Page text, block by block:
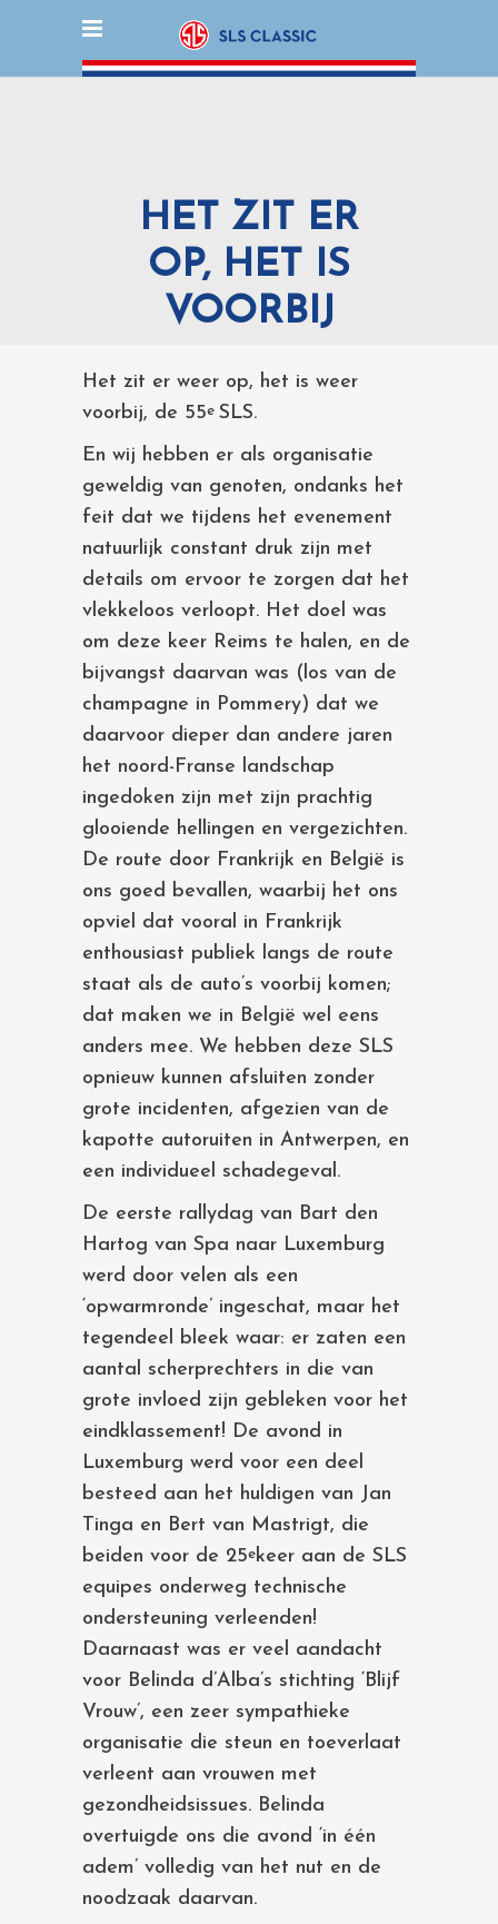
HET ZIT ER
OP, HET IS
VOORBIJ
Het zit er weer op, het is weer
voorbij, de 55e SLS.
En wij hebben er als organisatie
geweldig van genoten, ondanks het
feit dat we tijdens het evenement
natuurlijk constant druk zijn met
details om ervoor te zorgen dat het
vlekkeloos verloopt. Het doel was
om deze keer Reims te halen, en de
bijvangst daarvan was (los van de
champagne in Pommery) dat we
daarvoor dieper dan andere jaren
het noord-Franse landschap
ingedoken zijn met zijn prachtig
glooiende hellingen en vergezichten.
De route door Frankrijk en België is
ons goed bevallen, waarbij het ons
opviel dat vooral in Frankrijk
enthousiast publiek langs de route
staat als de auto’s voorbij komen;
dat maken we in België wel eens
anders mee. We hebben deze SLS
opnieuw kunnen afsluiten zonder
grote incidenten, afgezien van de
kapotte autoruiten in Antwerpen, en
een individueel schadegeval.
De eerste rallydag van Bart den
Hartog van Spa naar Luxemburg
werd door velen als een
‘opwarmronde’ ingeschat, maar het
tegendeel bleek waar: er zaten een
aantal scherprechters in die van
grote invloed zijn gebleken voor het
eindklassement! De avond in
Luxemburg werd voor een deel
besteed aan het huldigen van Jan
Tinga en Bert van Mastrigt, die
beiden voor de 25ekeer aan de SLS
equipes onderweg technische
ondersteuning verleenden!
Daarnaast was er veel aandacht
voor Belinda d’Alba’s stichting ‘Blijf
Vrouw’, een zeer sympathieke
organisatie die steun en toeverlaat
verleent aan vrouwen met
gezondheidsissues. Belinda
overtuigde ons die avond ‘in één
adem’ volledig van het nut en de
noodzaak daarvan.